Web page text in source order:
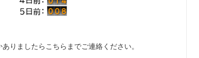
ありましたらこちらまでご連絡ください。